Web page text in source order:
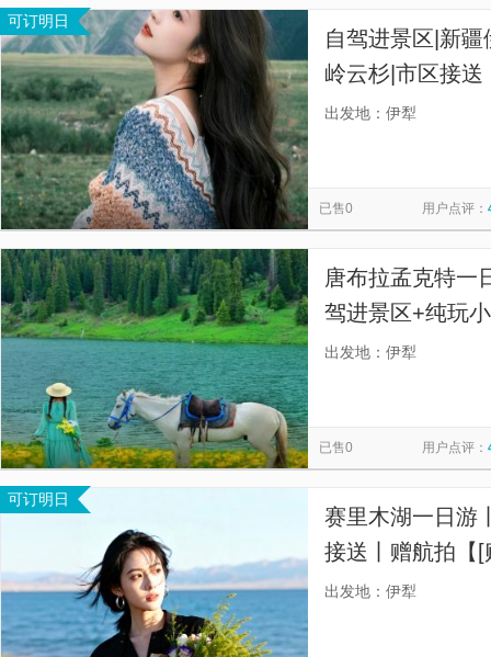
可订明日
自驾进景区|新
岭云杉|市区接
水相映，沟岭交
出发地：伊犁
已售0 用户点评：
唐布拉孟克特一
驾进景区+纯玩
入景区】
出发地：伊犁
已售0 用户点评：
可订明日
赛里木湖一日游
接送丨赠航拍【
的下单后请找客
出发地：伊犁